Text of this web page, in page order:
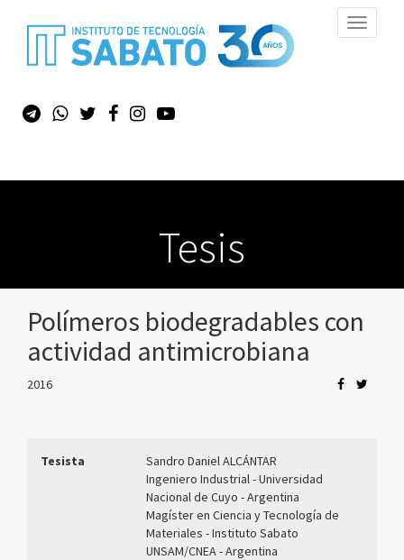
Toggle
Tesis
Polímeros biodegradables con
actividad antimicrobiana
2016
Tesista
Sandro Daniel ALCÁNTAR
Ingeniero Industrial - Universidad
Nacional de Cuyo - Argentina
Magíster en Ciencia y Tecnología de
Materiales - Instituto Sabato
UNSAM/CNEA- Argentina